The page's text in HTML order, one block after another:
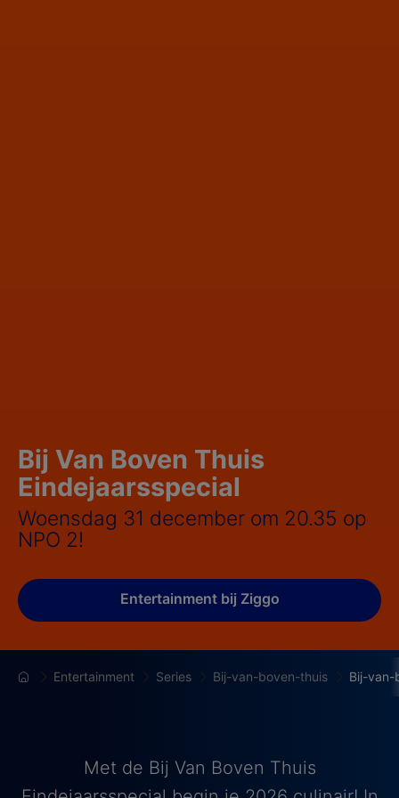
Bij Van Boven Thuis
Eindejaarsspecial
Woensdag 31 december om 20.35 op
NPO 2!
Entertainment bij Ziggo
Entertainment Series Bij-van-boven-thuis Bij-van-
Met de Bij Van Boven Thuis